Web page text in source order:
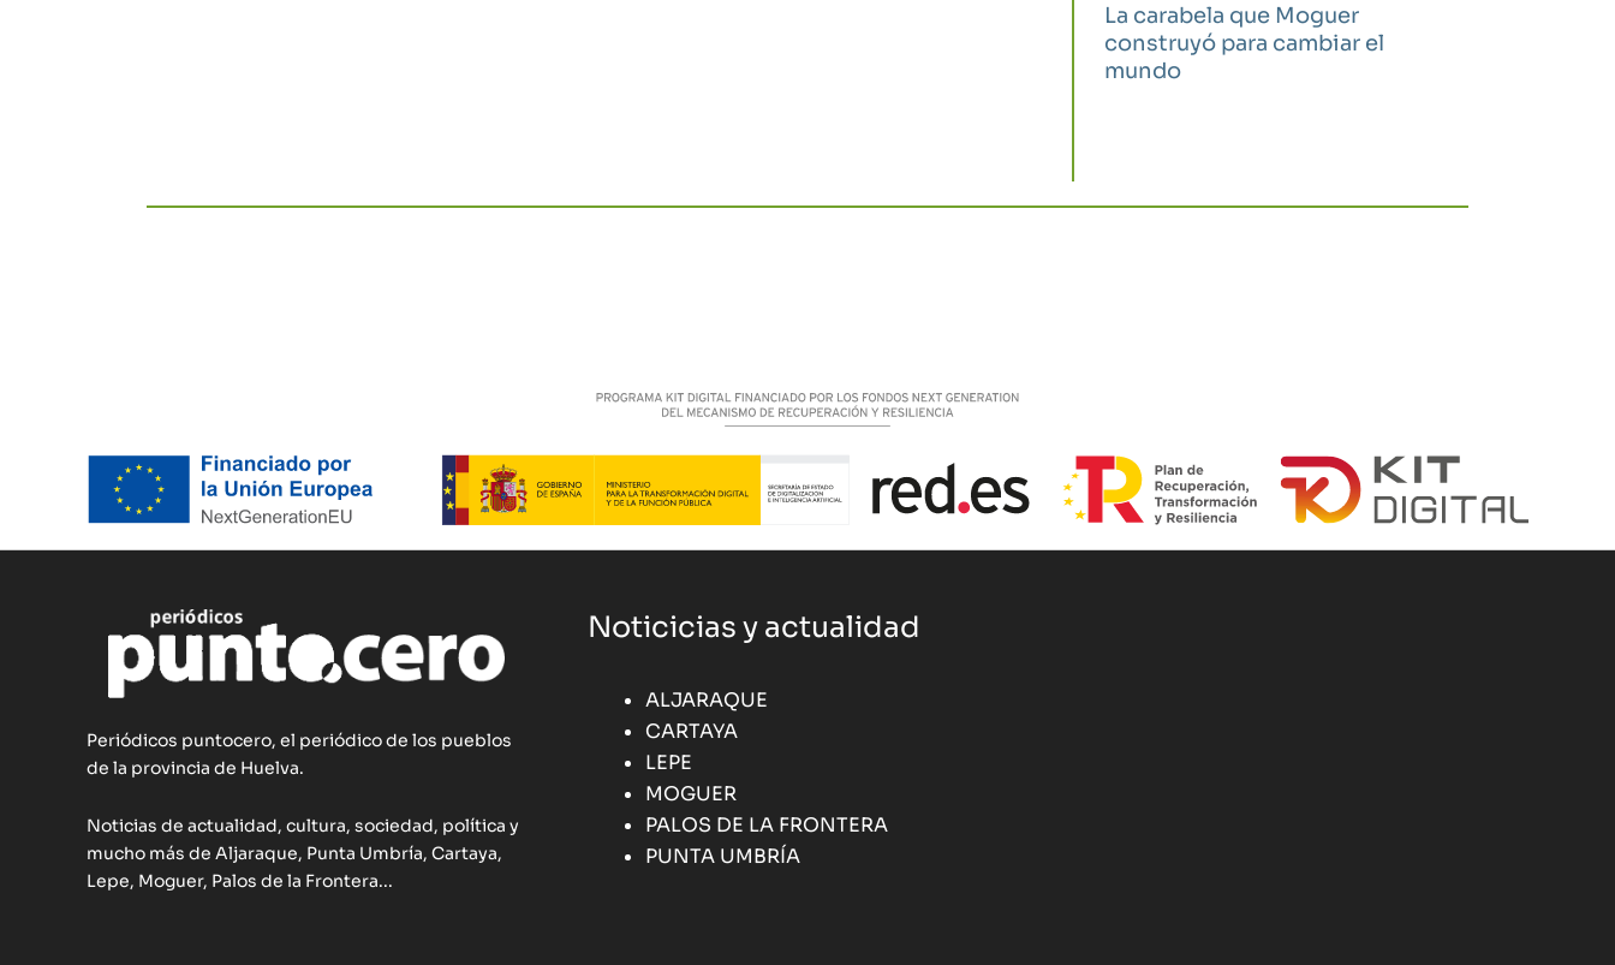
La carabela que Moguer
construyó para cambiar el
mundo
Periódicos puntocero, el periódico de los pueblos
de la provincia de Huelva.
Noticias de actualidad, cultura, sociedad, política y
mucho más de Aljaraque, Punta Umbría, Cartaya,
Lepe, Moguer, Palos de la Frontera...
Noticicias y actualidad
ALJARAQUE
CARTAYA
LEPE
MOGUER
PALOS DE LA FRONTERA
PUNTA UMBRÍA